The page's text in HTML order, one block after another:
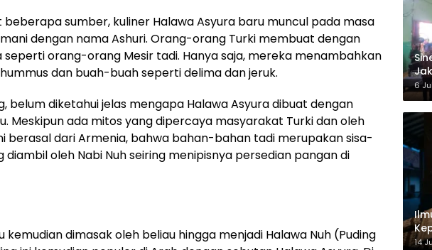
beberapa sumber, kuliner Halawa Asyura baru muncul pada masa
dengan nama Ashuri. Orang-orang Turki membuat dengan
seperti orang-orang Mesir tadi. Hanya saja, mereka menambahkan
dan buah-buah seperti delima dan jeruk.
belum diketahui jelas mengapa Halawa Asyura dibuat dengan
Meskipun ada mitos yang dipercaya masyarakat Turki dan oleh
berasal dari Armenia, bahwa bahan-bahan tadi merupakan sisa-
diambil oleh Nabi Nuh seiring menipisnya persedian pangan di
kemudian dimasak oleh beliau hingga menjadi Halawa Nuh (Puding
6
14